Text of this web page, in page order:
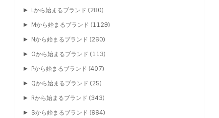
► Lから始まるブランド (280)
► Mから始まるブランド (1129)
► Nから始まるブランド (260)
► Oから始まるブランド (113)
► Pから始まるブランド (407)
► Qから始まるブランド (25)
► Rから始まるブランド (343)
► Sから始まるブランド (664)